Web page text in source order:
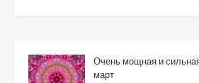
Очень мощная и
март